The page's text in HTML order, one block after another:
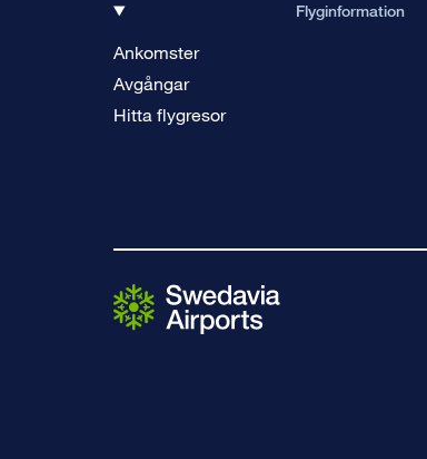
Flyginformation
Ankomster
Avgångar
Hitta flygresor